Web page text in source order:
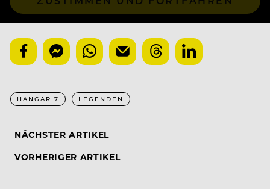
HANGAR 7 LEGENDEN
NÄCHSTER ARTIKEL
VORHERIGER ARTIKEL